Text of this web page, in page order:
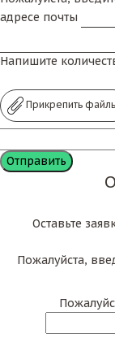
адресе почты
Напишите
Прикрепить
Оставьте
Пожалуйста,